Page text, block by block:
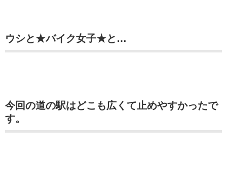
ウシと★バイク女子★と…
今回の道の駅はどこも広くて止めやすかったで
す。